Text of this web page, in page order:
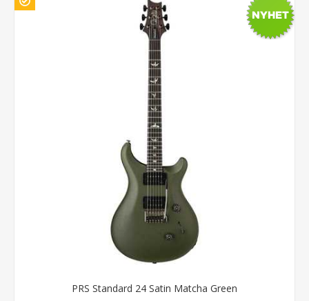
PRS Standard 24 Satin Matcha Green